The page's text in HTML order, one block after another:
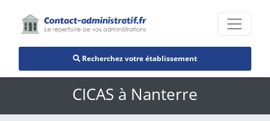
Recherchez votre établissement
CICAS à Nanterre